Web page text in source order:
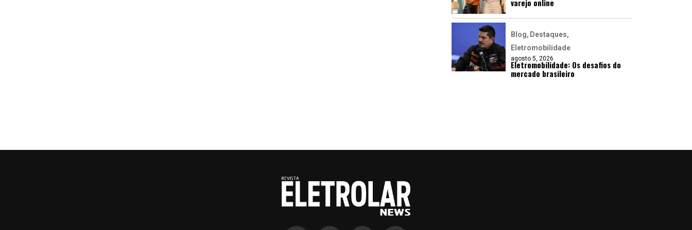
varejo online
Blog
Destaques
Eletromobilidade
agosto 5, 2026
Eletromobilidade: Os desafios do
mercado brasileiro